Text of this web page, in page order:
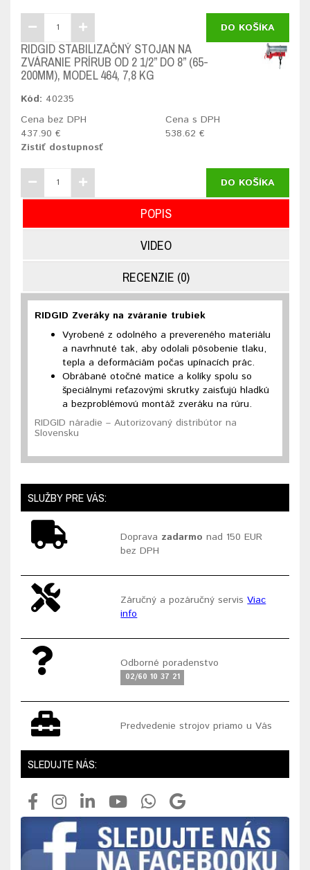
DO KOŠÍKA
RIDGID STABILIZAČNÝ STOJAN NA
ZVÁRANIE PRÍRUB OD 2 1/2” DO 8” (65-
200MM), MODEL 464, 7,8 KG
Kód: 40235
Cena bez DPH
437.90 €
Cena s DPH
538.62 €
Zistiť dostupnosť
DO KOŠÍKA
POPIS
VIDEO
RECENZIE (0)
RIDGID Zveráky na zváranie trubiek
Vyrobené z odolného a prevereného materiálu
a navrhnuté tak, aby odolali pôsobenie tlaku,
tepla a deformáciám počas upínacích prác.
Obrábané otočné matice a kolíky spolu so
špeciálnymi reťazovými skrutky zaisťujú hladkú
a bezproblémovú montáž zveráku na rúru.
RIDGID náradie – Autorizovaný distribútor na
Slovensku
SLUŽBY PRE VÁS:
Doprava zadarmo nad 150 EUR
bez DPH
Záručný a pozáručný servisViac
info
Odborné poradenstvo
02/60 10 37 21
Predvedenie strojov priamo u Vás
SLEDUJTE NÁS: